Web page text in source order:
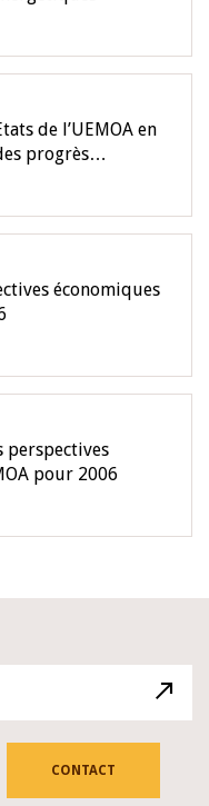
de l’UEMOA en
progrès…
économiques
perspectives
pour 2006
CONTACT